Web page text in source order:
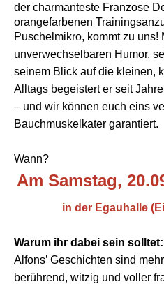
der charmanteste Franzose
orangefarbenen
Puschelmikro, kommt zu uns!
unverwechselbaren Humor,
seinem Blick auf die kleinen,
Alltags begeistert er seit
– und wir können euch eins
Bauchmuskelkater garantiert.
Wann?
Am Samstag,
in der Egauhalle
Warum ihr dabei sein solltet:
Alfons’ Geschichten sind
berührend, witzig und voller